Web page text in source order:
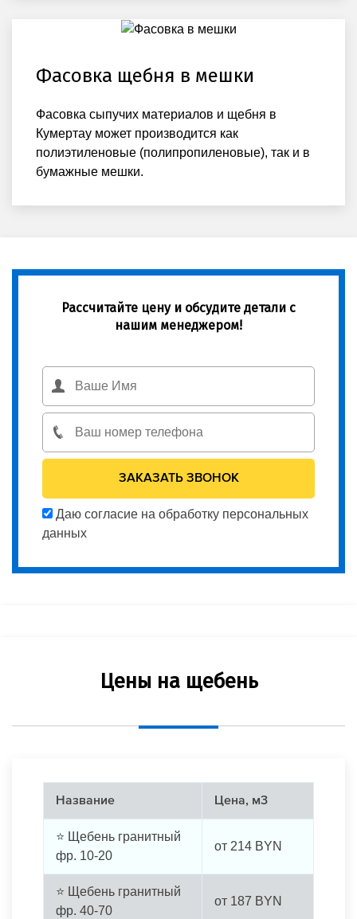
Фасовка щебня в мешки
Фасовка сыпучих материалов и щебня в
Кумертау может производится как
полиэтиленовые (полипропиленовые), так и в
бумажные мешки.
Рассчитайте цену и обсудите детали с
нашим менеджером!
Даю согласие на обработку персональных
данных
Цены на щебень
Название Цена, м3
⭐ Щебень гранитный
фр. 10-20
от 214 BYN
⭐ Щебень гранитный
фр. 40-70
от 187 BYN